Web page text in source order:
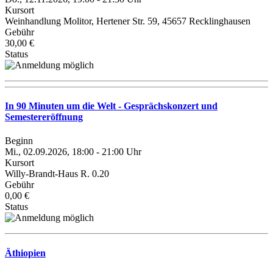
Kursort
Weinhandlung Molitor, Hertener Str. 59, 45657 Recklinghausen
Gebühr
30,00 €
Status
In 90 Minuten um die Welt - Gesprächskonzert und
Semestereröffnung
Beginn
Mi., 02.09.2026, 18:00 - 21:00 Uhr
Kursort
Willy-Brandt-Haus R. 0.20
Gebühr
0,00 €
Status
Äthiopien